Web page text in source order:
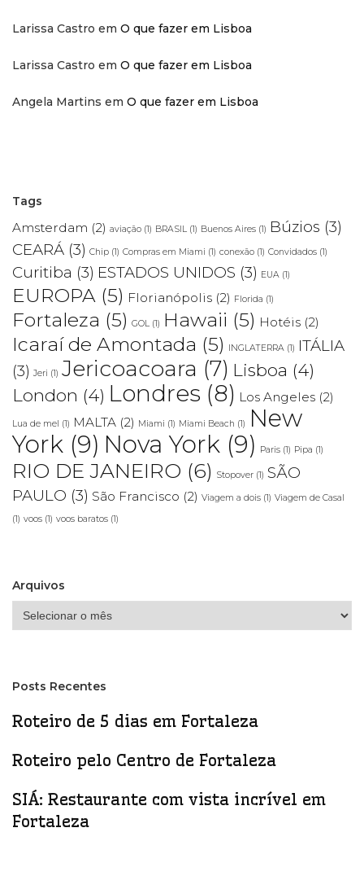
Larissa Castro em O que fazer em Lisboa
Larissa Castro em O que fazer em Lisboa
Angela Martins em O que fazer em Lisboa
Tags
Amsterdam (2) aviação (1) BRASIL (1) Buenos Aires (1) Búzios (3)
CEARÁ (3) Chip (1) Compras em Miami (1) conexão (1) Convidados (1)
Curitiba (3) ESTADOS UNIDOS (3) EUA (1)
EUROPA (5) Florianópolis (2) Florida (1)
Fortaleza (5) GOL (1) Hawaii (5) Hotéis (2)
Icaraí de Amontada (5) INGLATERRA (1) ITÁLIA
(3) Jeri (1) Jericoacoara (7) Lisboa (4)
London (4) Londres (8) Los Angeles (2)
Lua de mel (1) MALTA (2) Miami (1) Miami Beach (1)
New
York (9) Nova York (9) Paris (1) Pipa (1)
RIO DE JANEIRO (6) Stopover (1) SÃO
PAULO (3) São Francisco (2) Viagem a dois (1) Viagem de Casal
(1) voos (1) voos baratos (1)
Arquivos
Arquivos
Posts Recentes
Roteiro de 5 dias em Fortaleza
Roteiro pelo Centro de Fortaleza
SIÁ: Restaurante com vista incrível em
Fortaleza